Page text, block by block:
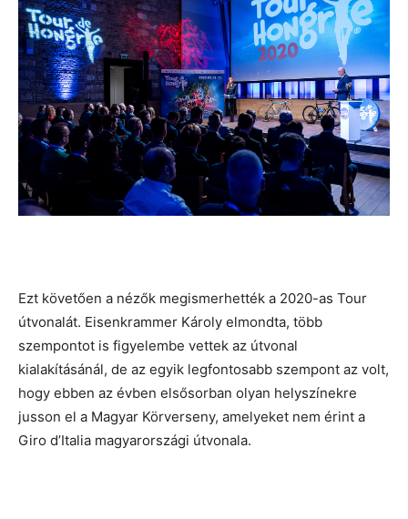
Ezt követően a nézők megismerhették a 2020-as Tour
útvonalát. Eisenkrammer Károly elmondta, több
szempontot is figyelembe vettek az útvonal
kialakításánál, de az egyik legfontosabb szempont az volt,
hogy ebben az évben elsősorban olyan helyszínekre
jusson el a Magyar Körverseny, amelyeket nem érint a
Giro d’Italia magyarországi útvonala.